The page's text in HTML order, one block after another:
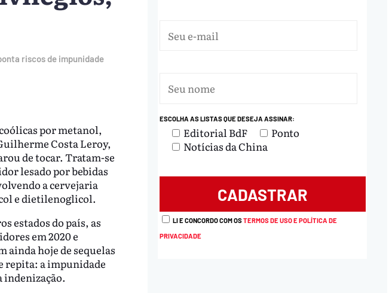
riscos de impunidade
por metanol,
Costa Leroy,
de tocar. Tratam-se
lesado por bebidas
a cervejaria
e dietilenoglicol.
estados do país, as
em 2020 e
ainda hoje de sequelas
repita: a impunidade
indenização.
ESCOLHA AS LISTAS QUE DESEJA ASSINAR:
Editorial BdF
Ponto
Notícias da China
LI E CONCORDO COM OSTERMOS DE USO E POLÍTICA DE
PRIVACIDADE